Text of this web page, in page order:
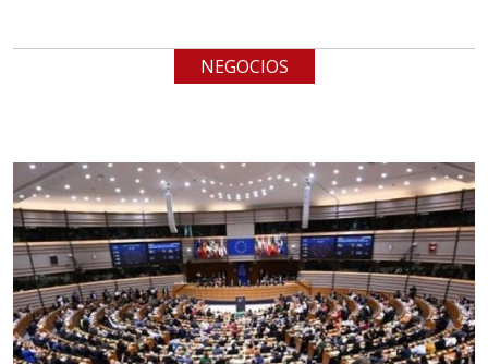
cualquiera
Empresa en Jalisco
Requiere:
LOGÍSTICA DE CARGA LLAVE
EN MANO
Especificaciones:
cualquiera
NEGOCIOS